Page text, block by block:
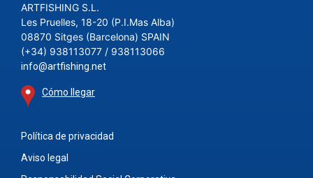
ARTFISHING S.L.
Les Pruelles, 18-20 (P.I.Mas Alba)
08870 Sitges (Barcelona) SPAIN
(+34) 938113077 / 938113066
info@artfishing.net
Cómo llegar
Política de privacidad
Aviso legal